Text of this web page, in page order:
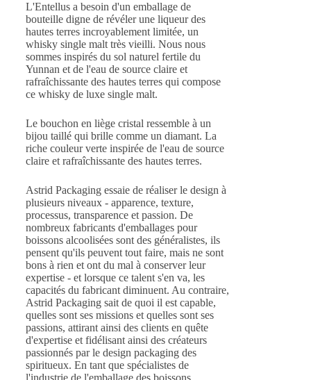
L'Entellus a besoin d'un emballage de
bouteille digne de révéler une liqueur des
hautes terres incroyablement limitée, un
whisky single malt très vieilli. Nous nous
sommes inspirés du sol naturel fertile du
Yunnan et de l'eau de source claire et
rafraîchissante des hautes terres qui compose
ce whisky de luxe single malt.
Le bouchon en liège cristal ressemble à un
bijou taillé qui brille comme un diamant. La
riche couleur verte inspirée de l'eau de source
claire et rafraîchissante des hautes terres.
Astrid Packaging essaie de réaliser le design à
plusieurs niveaux - apparence, texture,
processus, transparence et passion. De
nombreux fabricants d'emballages pour
boissons alcoolisées sont des généralistes, ils
pensent qu'ils peuvent tout faire, mais ne sont
bons à rien et ont du mal à conserver leur
expertise - et lorsque ce talent s'en va, les
capacités du fabricant diminuent. Au contraire,
Astrid Packaging sait de quoi il est capable,
quelles sont ses missions et quelles sont ses
passions, attirant ainsi des clients en quête
d'expertise et fidélisant ainsi des créateurs
passionnés par le design packaging des
spiritueux. En tant que spécialistes de
l'industrie de l'emballage des boissons